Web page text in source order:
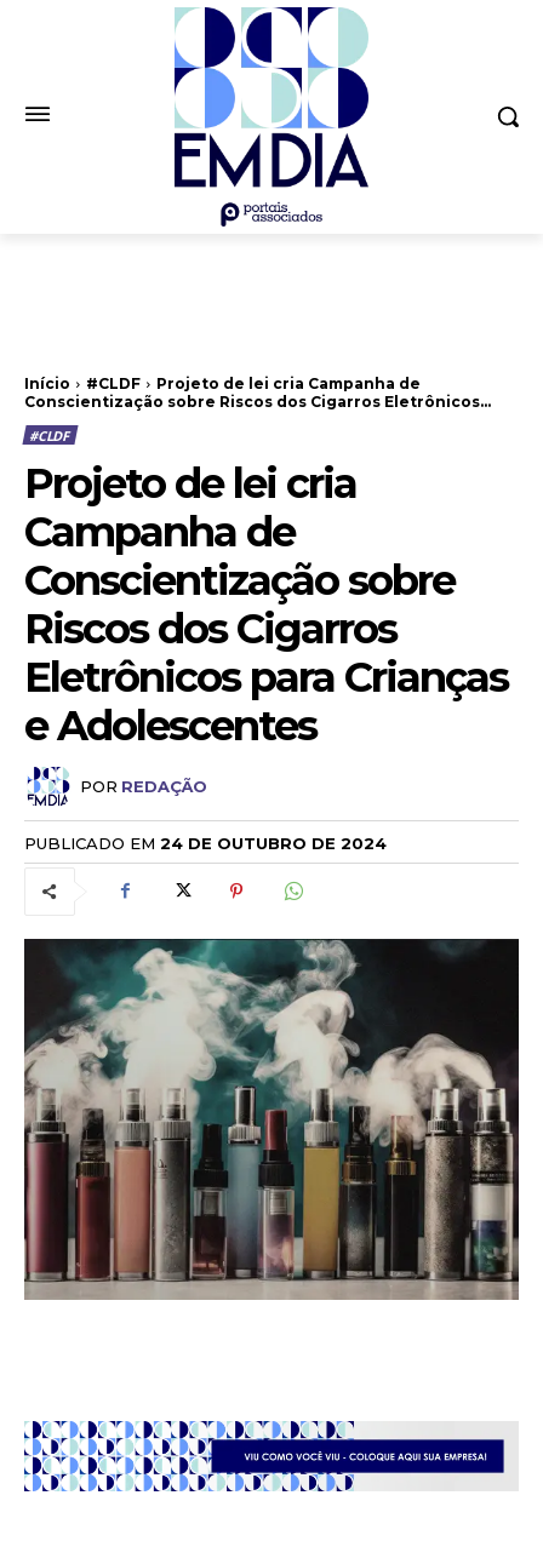
Início #CLDF
Projeto de lei cria Campanha de
Conscientização sobre Riscos dos Cigarros Eletrônicos...
#CLDF
Projeto de lei cria
Campanha de
Conscientização sobre
Riscos dos Cigarros
Eletrônicos para Crianças
e Adolescentes
POR REDAÇÃO
PUBLICADO EM 24 DE OUTUBRO DE 2024